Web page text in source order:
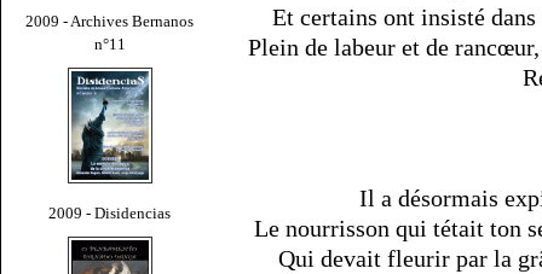
2009 - Archives Bernanos
n°11
2009 - Disidencias
Et certains ont insisté
Plein de labeur et de
Il a désormais
Le nourrisson qui tétait ton
Qui devait fleurir par la